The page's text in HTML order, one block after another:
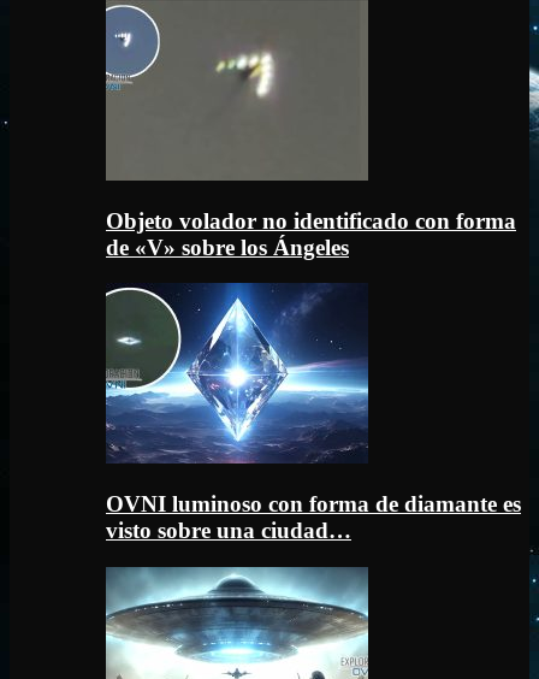
Objeto volador no identificado con forma
de «V» sobre los Ángeles
OVNI luminoso con forma de diamante es
visto sobre una ciudad…